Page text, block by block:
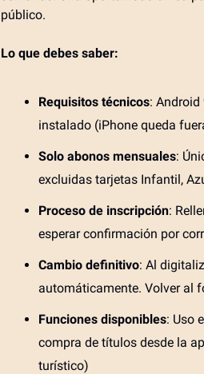
público.
Lo que debes saber:
Requisitos técnicos: Android
instalado (iPhone queda
Solo abonos mensuales:
excluidas tarjetas Infantil,
Proceso de inscripción:
esperar confirmación por
Cambio definitivo: Al
automáticamente. Volver al
Funciones disponibles: Uso
compra de títulos desde la
turístico)